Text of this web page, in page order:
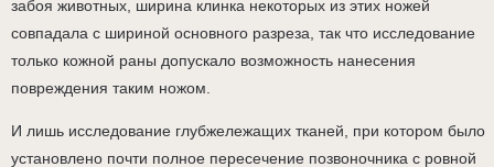
забоя животных, ширина клинка некоторых из этих ножей
совпадала с шириной основного разреза, так что исследование
только кожной раны допускало возможность нанесения
повреждения таким ножом.
И лишь исследование глубжележащих тканей, при котором было
установлено почти полное пересечение позвоночника с ровной